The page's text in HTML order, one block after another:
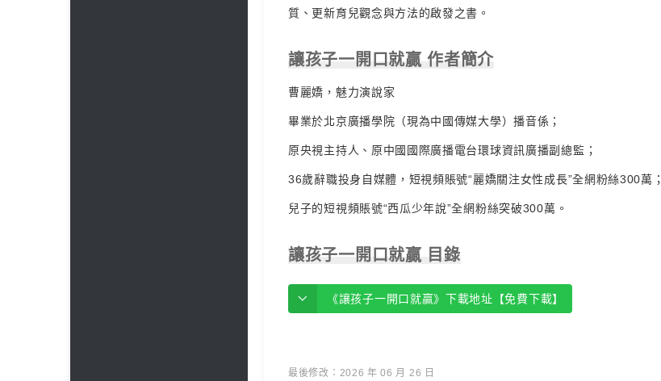
質、更新育兒觀念與方法的啟發之書。
讓孩子一開口就贏 作者簡介
曹麗嬌，魅力演說家
畢業於北京廣播學院（現為中國傳媒大學）播音係；
原央視主持人、原中國國際廣播電台環球資訊廣播副總監；
36歲辭職投身自媒體，短視頻賬號“麗嬌關注女性成長”全網粉絲300萬；
兒子的短視頻賬號“西瓜少年說”全網粉絲突破300萬。
讓孩子一開口就贏 目錄
《讓孩子一開口就贏》下載地址【免費下載】
最後修改：2026 年 06 月 26 日